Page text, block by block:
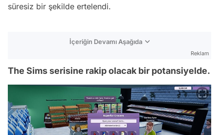
süresiz bir şekilde ertelendi.
İçeriğin Devamı Aşağıda
Reklam
The Sims serisine rakip olacak bir potansiyelde.